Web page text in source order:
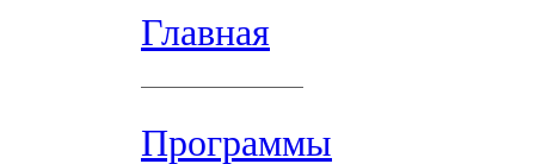
Главная
Программы